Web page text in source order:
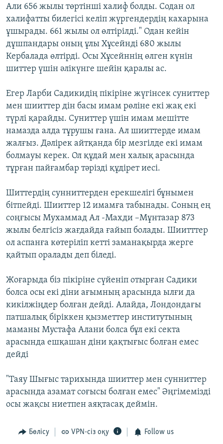
Али 656 жылы төртінші халиф болды. Содан ол
халифатты билегісі келіп жүргендердің кахарына
ұшырады. 661 жылы ол өлтірілді." Одан кейін
дұшпандары оның ұлы Хұсейнді 680 жылы
Кербалада өлтірді. Осы Хұсейннің өлген күнін
шиттер үшін әлікүнге шейін қаралы ас.
Егер Ларби Садикидің пікіріне жүгінсек суниттер
мен шииттер дін басы имам рөліне екі жақ екі
түрлі қарайды. Суниттер үшін имам мешітте
намазда алда тұрушы ғана. Ал шииттерде имам
жалғыз. Дәлірек айтқанда бір мезгілде екі имам
болмауы керек. Ол құдай мен халық арасында
тұрған пайғамбар тәрізді құдірет иесі.
Шиттердің сунниттерден ерекшелігі бұнымен
бітпейді. Шииттер 12 имамға табынады. Соның ең
соңғысы Мухаммад Ал -Махди –Мұнтазар 873
жылы белгісіз жағдайда ғайып болады. Шиитттер
ол аспанға көтеріліп кетті заманақырда жерге
қайтып оралады деп біледі.
Жоғарыда біз пікіріне сүйеніп отырған Садики
болса осы екі діни ағымның арасында ылғи да
кикілжіңдер болған дейді. Алайда, Лондондағы
патшалық біріккен қызметтер институтының
маманы Мустафа Алани болса бұл екі секта
арасында ешқашан діни қақтығыс болған емес
дейді
"Таяу Шығыс тарихында шииттер мен сунниттер
арасында азамат соғысы болған емес" Әңгімемізді
осы жақсы ниетпен аяқтасақ деймін.
Бөлісу VPN-сіз оқу Follow us